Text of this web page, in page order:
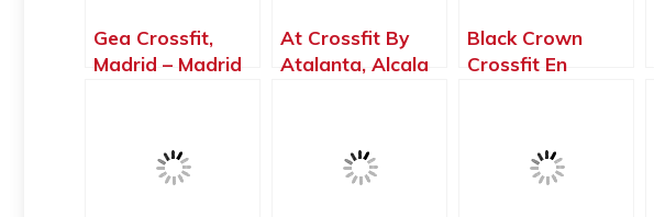
Gea Crossfit,
Madrid – Madrid
At Crossfit By
Atalanta, Alcala
Black Crown
Crossfit En